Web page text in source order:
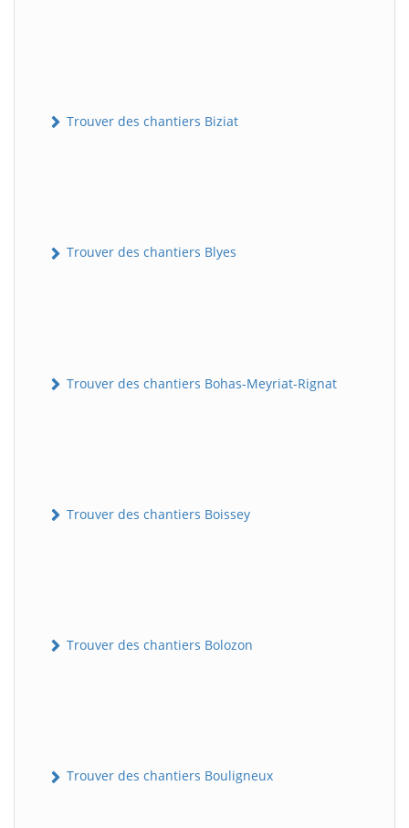
Trouver des chantiers Biziat
Trouver des chantiers Blyes
Trouver des chantiers Bohas-Meyriat-Rignat
Trouver des chantiers Boissey
Trouver des chantiers Bolozon
Trouver des chantiers Bouligneux